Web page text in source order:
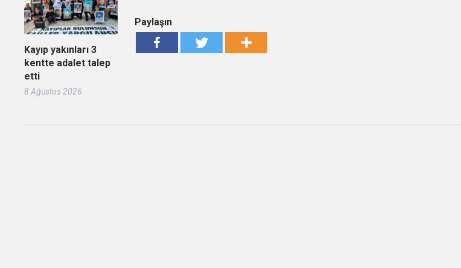
Kayıp yakınları 3
kentte adalet talep
etti
8 Ağustos 2026
Paylaşın